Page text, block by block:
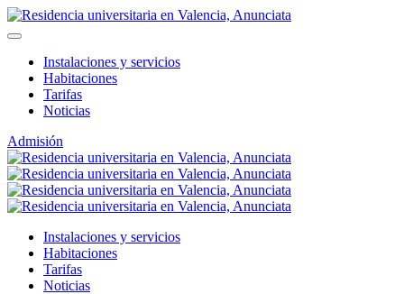
Instalaciones y servicios
Habitaciones
Tarifas
Noticias
Admisión
Instalaciones y servicios
Habitaciones
Tarifas
Noticias